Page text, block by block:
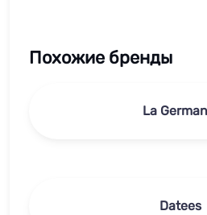
Похожие бренды
La
Datees